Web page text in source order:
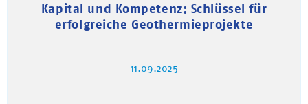
Kapital und Kompetenz: Schlüssel für
erfolgreiche Geothermieprojekte
11.09.2025